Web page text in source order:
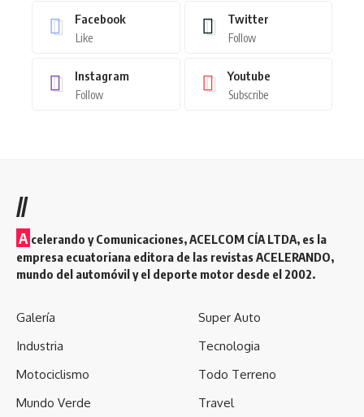
Facebook
Like
Twitter
Follow
Instagram
Follow
Youtube
Subscribe
//
A celerando y Comunicaciones, ACELCOM CÍA LTDA, es la
empresa ecuatoriana editora de las revistas ACELERANDO,
mundo del automóvil y el deporte motor desde el 2002.
Galería
Industria
Motociclismo
Mundo Verde
Super Auto
Tecnologia
Todo Terreno
Travel